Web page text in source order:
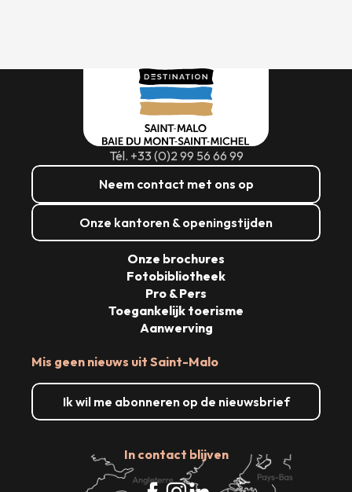
Tél. +33 (0)2 99 56 66 99
Neem contact met ons op
Onze kantoren & openingstijden
Mis geen nieuws uit Saint-Malo
Ik wil me abonneren op de nieuwsbrief
In contact blijven
Onze brochures
Fotobibliotheek
Pro & Pers
Toegankelijk toerisme
Aanwerving